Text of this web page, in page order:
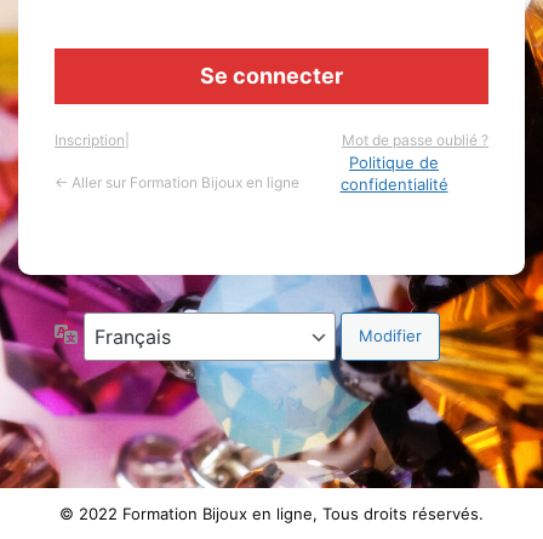
Inscription Mot de passe oublié ?
← Aller sur Formation Bijoux en ligne
Politique de
confidentialité
Langue
© 2022 Formation Bijoux en ligne, Tous droits réservés.